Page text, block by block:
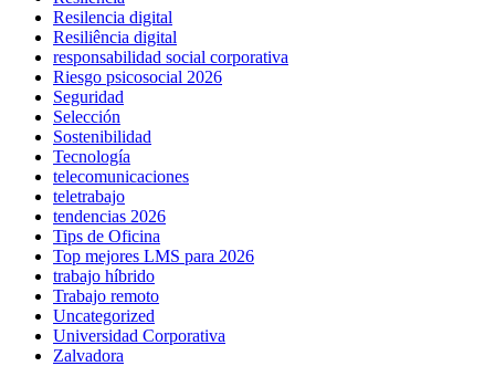
Resilencia digital
Resiliência digital
responsabilidad social corporativa
Riesgo psicosocial 2026
Seguridad
Selección
Sostenibilidad
Tecnología
telecomunicaciones
teletrabajo
tendencias 2026
Tips de Oficina
Top mejores LMS para 2026
trabajo híbrido
Trabajo remoto
Uncategorized
Universidad Corporativa
Zalvadora